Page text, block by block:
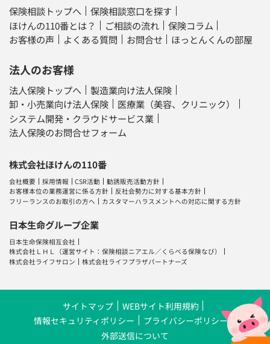
保険相談トップへ
保険相談窓口を探す
ほけんの110番とは？
ご相談の流れ
保険コラム
お客様の声
よくある質問 お問合せ ほっとんくんの部屋
法人のお客様
法人保険トップへ
製造業向け法人保険
卸・小売業向け法人保険
医療業（美容、クリニック）
システム開発・クラウドサービス業
法人保険のお問合せフォーム
株式会社ほけんの110番
会社概要 採用情報 CSR活動
勧誘販売活動方針
お客様本位の業務運営に係る方針
反社会勢力に対する基本方針
フリーランスのお取引の方へ
カスタマーハラスメントへの対応に関する方針
日本生命グループ企業
日本生命保険相互会社
株式会社ＬＨＬ （運営サイト：保険相談ニアエル／ くらべる保険なび）
株式会社ライフサロン
株式会社ライフプラザパートナーズ
サイトマップ
WEBサイト利用規約
情報セキュリティポリシー
プライバシーポリシー
外部送信について